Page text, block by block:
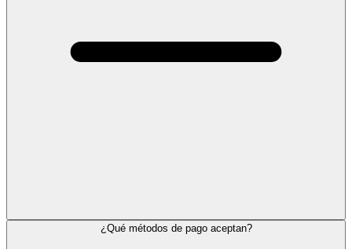
¿Qué métodos de pago aceptan?